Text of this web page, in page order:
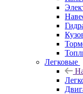
Легковые